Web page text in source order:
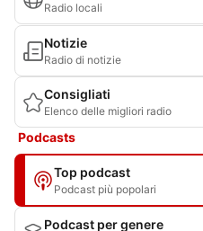
Radio locali
Notizie
Radio di notizie
Consigliati
Elenco delle migliori radio
Podcasts
Top podcast
Podcast più popolari
Podcast per genere